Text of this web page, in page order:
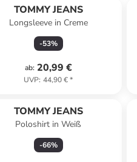
TOMMY JEANS
Longsleeve in Creme
-53%
ab: 20,99 €
UVP: 44,90 €*
TOMMY JEANS
Poloshirt in Weiß
-66%